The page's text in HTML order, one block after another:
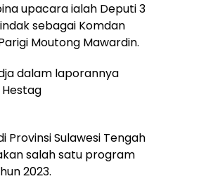
upacara ialah Deputi 3
sebagai Komdan
Moutong Mawardin.
dalam laporannya
Provinsi Sulawesi Tengah
salah satu program
2023.